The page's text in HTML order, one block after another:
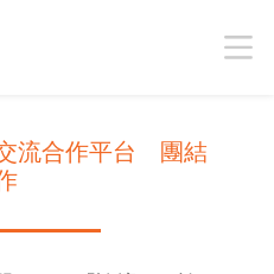
流合作平台 團結